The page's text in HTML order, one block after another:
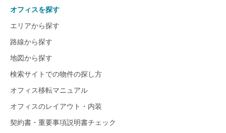
オフィスを探す
エリアから探す
路線から探す
地図から探す
検索サイトでの物件の探し方
オフィス移転マニュアル
オフィスのレイアウト・内装
契約書・重要事項説明書チェック